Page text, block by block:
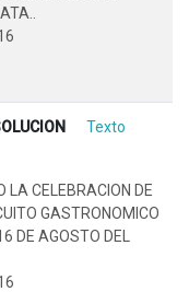
Texto
LA CELEBRACION DE
GASTRONOMICO
DE AGOSTO DEL